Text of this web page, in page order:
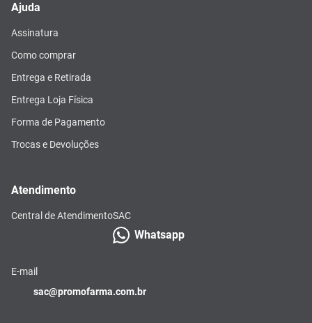
Ajuda
Assinatura
Como comprar
Entrega e Retirada
Entrega Loja Física
Forma de Pagamento
Trocas e Devoluções
Atendimento
Central de AtendimentoSAC
Whatsapp
E-mail
sac@promofarma.com.br